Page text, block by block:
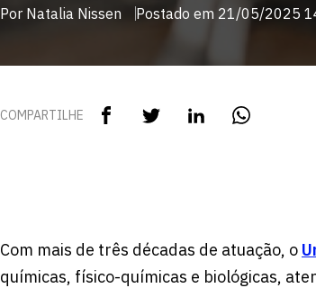
Por Natalia Nissen Postado em 21/05/2025
COMPARTILHE
Com mais de três décadas de atuação, o
químicas, físico-químicas e biológicas,